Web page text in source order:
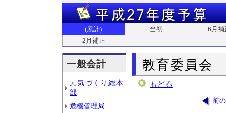
(累計) 当初
6月補
2月補正
一般会計
元気づくり総本
部
危機管理局
教育委員会
もどる
前